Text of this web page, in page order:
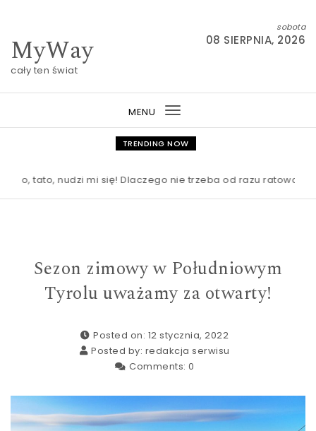
MyWay
cały ten świat
sobota
08 SIERPNIA, 2026
MENU
Toggle
navigation
TRENDING NOW
nudzi mi się! Dlaczego nie trzeba od razu ratować
Sezon zimowy w Południowym
Tyrolu uważamy za otwarty!
Posted on: 12 stycznia, 2022
Posted by: redakcja serwisu
Comments: 0